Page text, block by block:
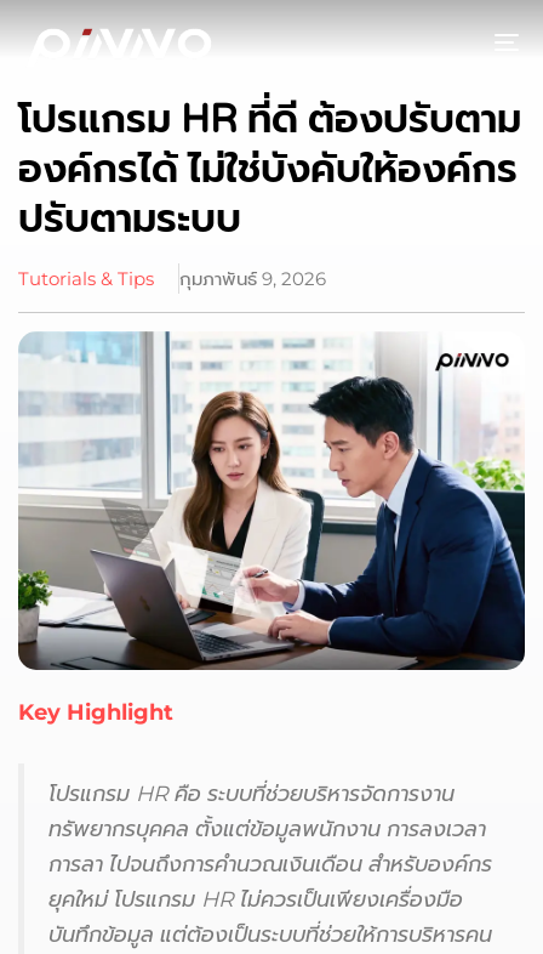
โปรแกรม HR ที่ดี ต้องปรับตาม
องค์กรได้ ไม่ใช่บังคับให้องค์กร
ปรับตามระบบ
Tutorials & Tips กุมภาพันธ์ 9, 2026
Key Highlight
โปรแกรม HR คือ ระบบที่ช่วยบริหารจัดการงาน
ทรัพยากรบุคคล ตั้งแต่ข้อมูลพนักงาน การลงเวลา
การลา ไปจนถึงการคำนวณเงินเดือน สำหรับองค์กร
ยุคใหม่ โปรแกรม HR ไม่ควรเป็นเพียงเครื่องมือ
บันทึกข้อมูล แต่ต้องเป็นระบบที่ช่วยให้การบริหารคน